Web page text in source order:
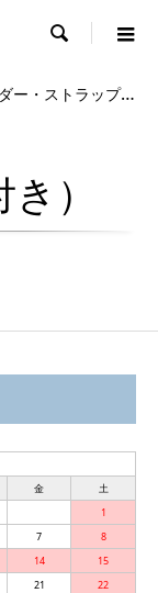

・ストラップ・根付
）
金
土
1
7
8
14
15
21
22